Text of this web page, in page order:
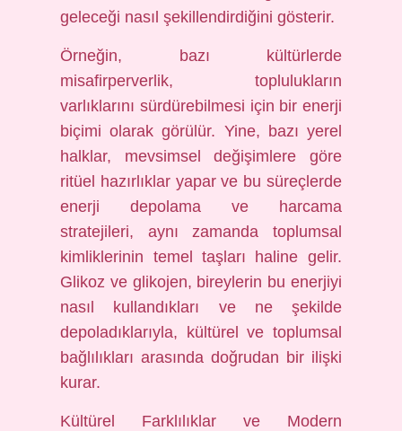
geleceği nasıl şekillendirdiğini gösterir.
Örneğin, bazı kültürlerde
misafirperverlik, toplulukların
varlıklarını sürdürebilmesi için bir enerji
biçimi olarak görülür. Yine, bazı yerel
halklar, mevsimsel değişimlere göre
ritüel hazırlıklar yapar ve bu süreçlerde
enerji depolama ve harcama
stratejileri, aynı zamanda toplumsal
kimliklerinin temel taşları haline gelir.
Glikoz ve glikojen, bireylerin bu enerjiyi
nasıl kullandıkları ve ne şekilde
depoladıklarıyla, kültürel ve toplumsal
bağlılıkları arasında doğrudan bir ilişki
kurar.
Kültürel Farklılıklar ve Modern